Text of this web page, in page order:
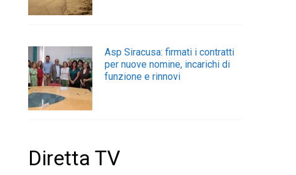
Asp Siracusa: firmati i contratti
per nuove nomine, incarichi di
funzione e rinnovi
Diretta TV